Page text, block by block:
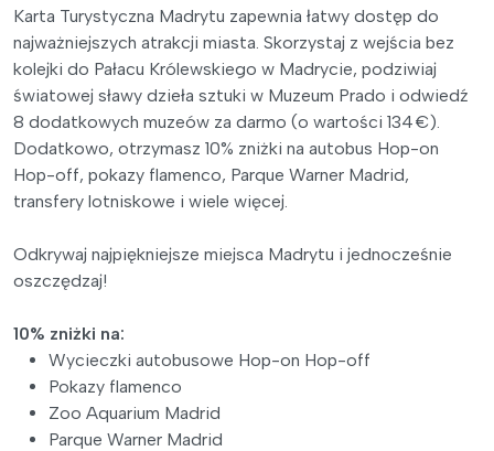
Karta Turystyczna Madrytu zapewnia łatwy dostęp do
najważniejszych atrakcji miasta. Skorzystaj z wejścia bez
kolejki do Pałacu Królewskiego w Madrycie, podziwiaj
światowej sławy dzieła sztuki w Muzeum Prado i odwiedź
8 dodatkowych muzeów za darmo (o wartości 134 €).
Dodatkowo, otrzymasz 10% zniżki na autobus Hop-on
Hop-off, pokazy flamenco, Parque Warner Madrid,
transfery lotniskowe i wiele więcej.
Odkrywaj najpiękniejsze miejsca Madrytu i jednocześnie
oszczędzaj!
10% zniżki na:
Wycieczki autobusowe Hop-on Hop-off
Pokazy flamenco
Zoo Aquarium Madrid
Parque Warner Madrid